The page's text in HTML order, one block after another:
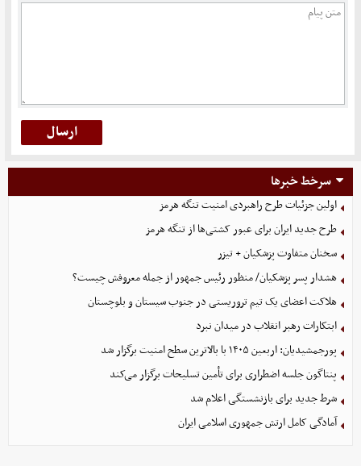
سرخط خبرها
اولین جزئیات طرح راهبردی امنیت تنگه هرمز
طرح جدید ایران برای عبور کشتی‌ها از تنگه هرمز
سخنان متفاوت پزشکیان + تیزر
هشدار پسر پزشکیان/ منظور رئیس جمهور از جمله معروفش چیست؟
هلاکت اعضای یک تیم تروریستی در جنوب سیستان و بلوچستان
ابتکارات رهبر انقلاب در میدان نبرد
پورجمشیدیان: اربعین ۱۴۰۵ با بالاترین سطح امنیت برگزار شد
پنتاگون جلسه اضطراری برای تأمین تسلیحات برگزار می‌کند
شرط جدید برای بازنشستگی اعلام شد
آمادگی کامل ارتش جمهوری اسلامی ایران